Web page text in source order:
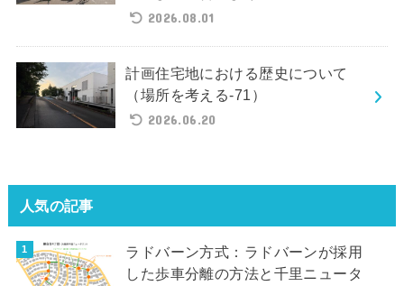
2026.08.01
計画住宅地における歴史について
（場所を考える-71）
2026.06.20
人気の記事
ラドバーン方式：ラドバーンが採用
した歩車分離の方法と千里ニュータ